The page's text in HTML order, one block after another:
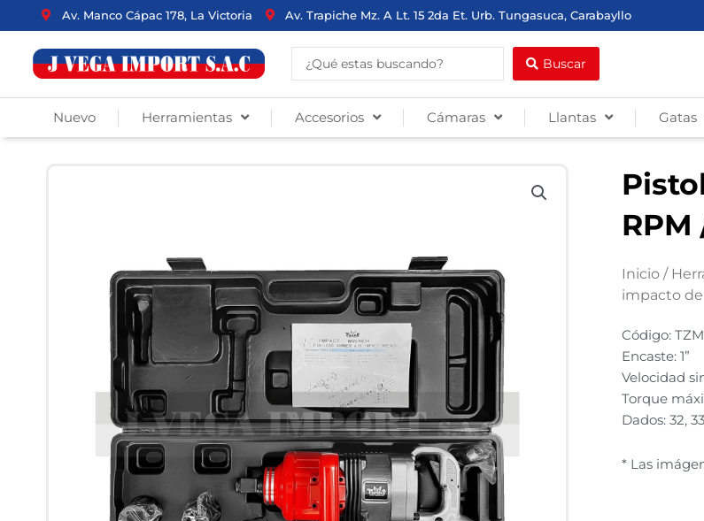
al
contenido
Av. Manco Cápac 178, La Victoria Av. Trapiche Mz. A Lt. 15 2da Et. Urb. Tungasuca, Carabayllo
Search
...
Buscar
Nuevo Herramientas Accesorios Cámaras Llantas Gatas
RPM
Inicio /
impacto de
Código:
Encaste: 1”
Velocidad
Torque
Dados: 32,
* Las